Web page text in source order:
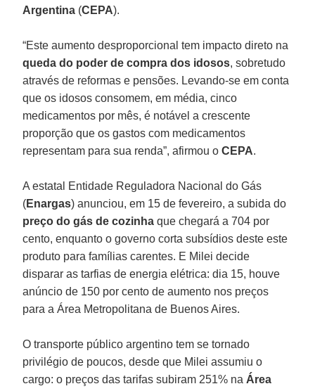
Argentina (CEPA).
“Este aumento desproporcional tem impacto direto na
queda do poder de compra dos idosos, sobretudo
através de reformas e pensões. Levando-se em conta
que os idosos consomem, em média, cinco
medicamentos por mês, é notável a crescente
proporção que os gastos com medicamentos
representam para sua renda”, afirmou oCEPA.
A estatal Entidade Reguladora Nacional do Gás
(Enargas) anunciou, em 15 de fevereiro, a subida do
preço do gás de cozinha que chegará a 704 por
cento, enquanto o governo corta subsídios deste este
produto para famílias carentes. E Milei decide
disparar as tarfias de energia elétrica: dia 15, houve
anúncio de 150 por cento de aumento nos preços
para a Área Metropolitana de Buenos Aires.
O transporte público argentino tem se tornado
privilégio de poucos, desde que Milei assumiu o
cargo: o preços das tarifas subiram 251% na Área